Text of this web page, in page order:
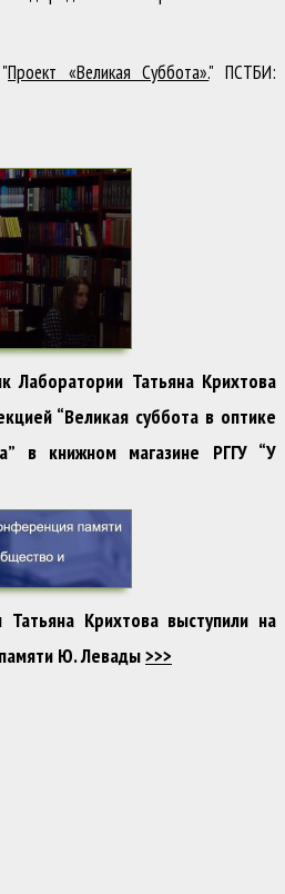
"Проект «Великая Суббота»." ПСТБИ:
Лаборатории Татьяна Крихтова
“Великая суббота в оптике
в книжном магазине РГГУ “У
Крихтова выступили на
Ю. Левады>>>